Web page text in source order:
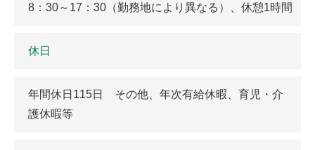
8：30～17：30（勤務地により異なる）、休憩1時間
休日
年間休日115日 その他、年次有給休暇、育児・介
護休暇等